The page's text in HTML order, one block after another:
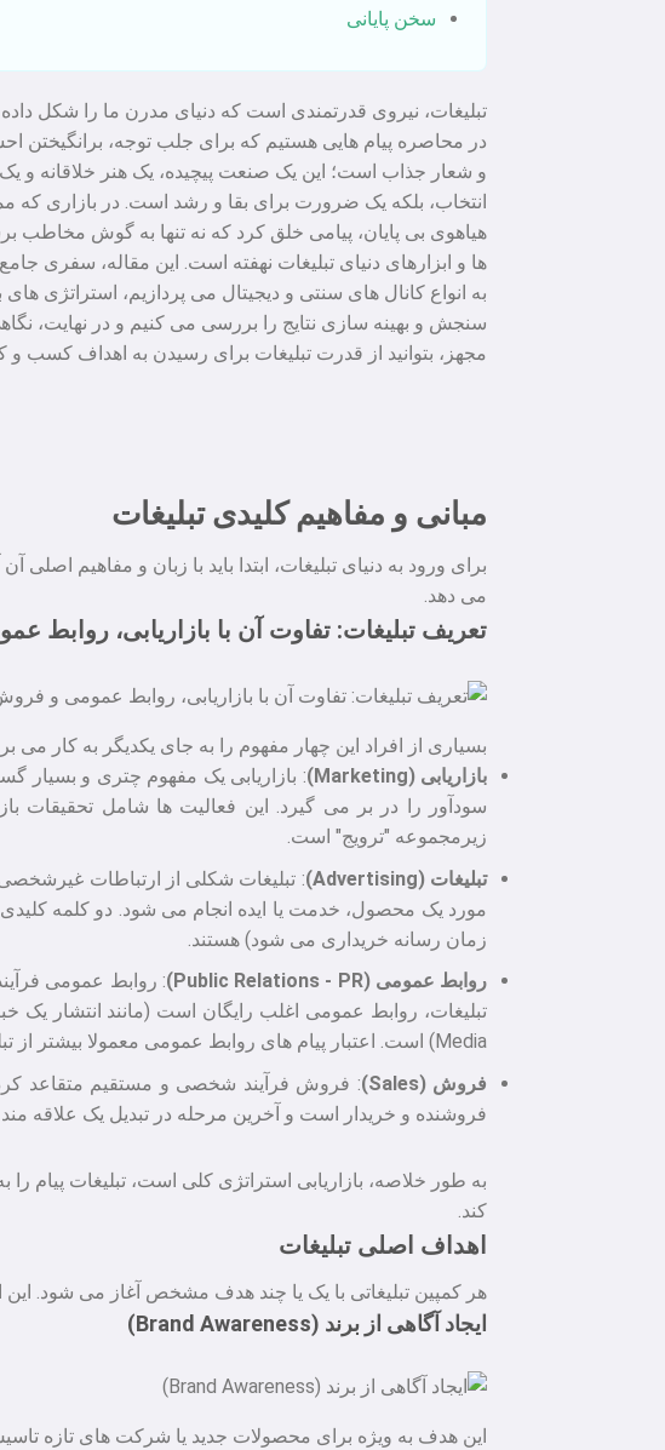
سخن پایانی
تبلیغات، نیروی قدرتمندی است که دنیای مدرن ما را شکل
در محاصره پیام هایی هستیم که برای جلب توجه، برانگیختن
و شعار جذاب است؛ این یک صنعت پیچیده، یک هنر خلاقانه و
انتخاب، بلکه یک ضرورت برای بقا و رشد است. در بازاری
هیاهوی بی پایان، پیامی خلق کرد که نه تنها به گوش مخاطب
ها و ابزارهای دنیای تبلیغات نهفته است. این مقاله، سفری
به انواع کانال های سنتی و دیجیتال می پردازیم، استراتژی
سنجش و بهینه سازی نتایج را بررسی می کنیم و در نهایت،
مجهز، بتوانید از قدرت تبلیغات برای رسیدن به اهداف کسب و
مبانی و مفاهیم کلیدی تبلیغات
برای ورود به دنیای تبلیغات، ابتدا باید با زبان و مفاهیم
می دهد.
تعریف تبلیغات: تفاوت آن با بازاریابی، روابط
بسیاری از افراد این چهار مفهوم را به جای یکدیگر به کار
بازاریابی (Marketing)
: بازاریابی یک مفهوم چتری و بسیار
زیرمجموعه "ترویج" است.
تبلیغات (Advertising)
: تبلیغات شکلی از ارتباطات
مورد یک محصول، خدمت یا ایده انجام می شود. دو کلمه
زمان رسانه خریداری می شود) هستند.
روابط عمومی (Public Relations - PR)
: روابط عمومی
Media) است. اعتبار پیام های روابط عمومی معمولا بیشتر از تبلیغات است، زیرا از زبان یک منبع سوم شخص بی طرف (مانند یک خبرنگار) بیان می شود.
فروش (Sales)
: فروش فرآیند شخصی و مستقیم متقاعد
فروشنده و خریدار است و آخرین مرحله در تبدیل یک
به طور خلاصه، بازاریابی استراتژی کلی است، تبلیغات
کند.
اهداف اصلی تبلیغات
هر کمپین تبلیغاتی با یک یا چند هدف مشخص آغاز می شود. این
ایجاد آگاهی از برند (Brand Awareness)
این هدف به ویژه برای محصولات جدید یا شرکت های تازه